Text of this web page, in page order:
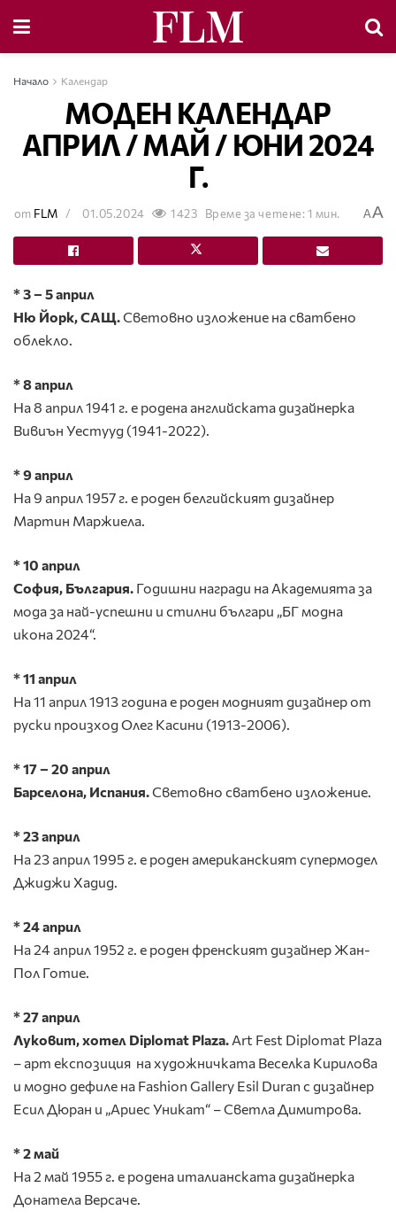
Начало Календар
МОДЕН КАЛЕНДАР
АПРИЛ / МАЙ / ЮНИ 2024
Г.
от FLM 01.05.2024 1423 Време за четене: 1 мин. AA
*3 – 5април
Ню Йорк, САЩ.Световно изложение на сватбено
облекло.
* 8 април
На 8 април 1941 г. е родена английската дизайнерка
Вивиън Уестууд (1941-2022).
* 9 април
На 9 април 1957 г. е роден белгийският дизайнер
Мартин Маржиела.
* 10 април
София, България. Годишни награди на Академията за
мода за най-успешни и стилни българи „БГ модна
икона 2024“.
* 11 април
На 11 април 1913 година е роден модният дизайнер от
руски произход Олег Касини (1913-2006).
* 17– 20 април
Барселона, Испания.Световно сватбено изложение.
* 23 април
На 23 април 1995 г. е роден американският супермодел
Джиджи Хадид.
* 24 април
На 24 април 1952 г. е роден френският дизайнер Жан-
Пол Готие.
* 27 април
Луковит, хотел Diplomat Plaza. Art Fest Diplomat Plaza
– арт експозиция на художничката Веселка Кирилова
и модно дефиле на Fashion Gallery Esil Duran с дизайнер
Есил Дюран и „Ариес Уникат“ – Светла Димитрова.
* 2 май
На 2 май 1955 г. е родена италианската дизайнерка
Донатела Версаче.